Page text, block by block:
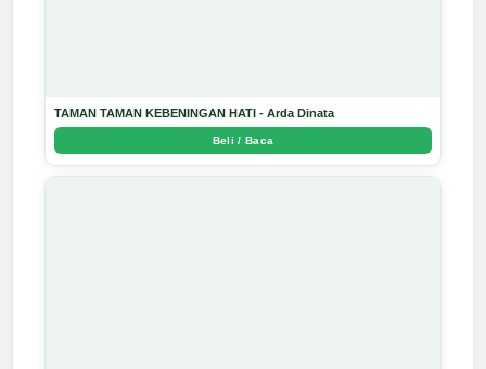
TAMAN TAMAN KEBENINGAN HATI - Arda Dinata
Beli / Baca